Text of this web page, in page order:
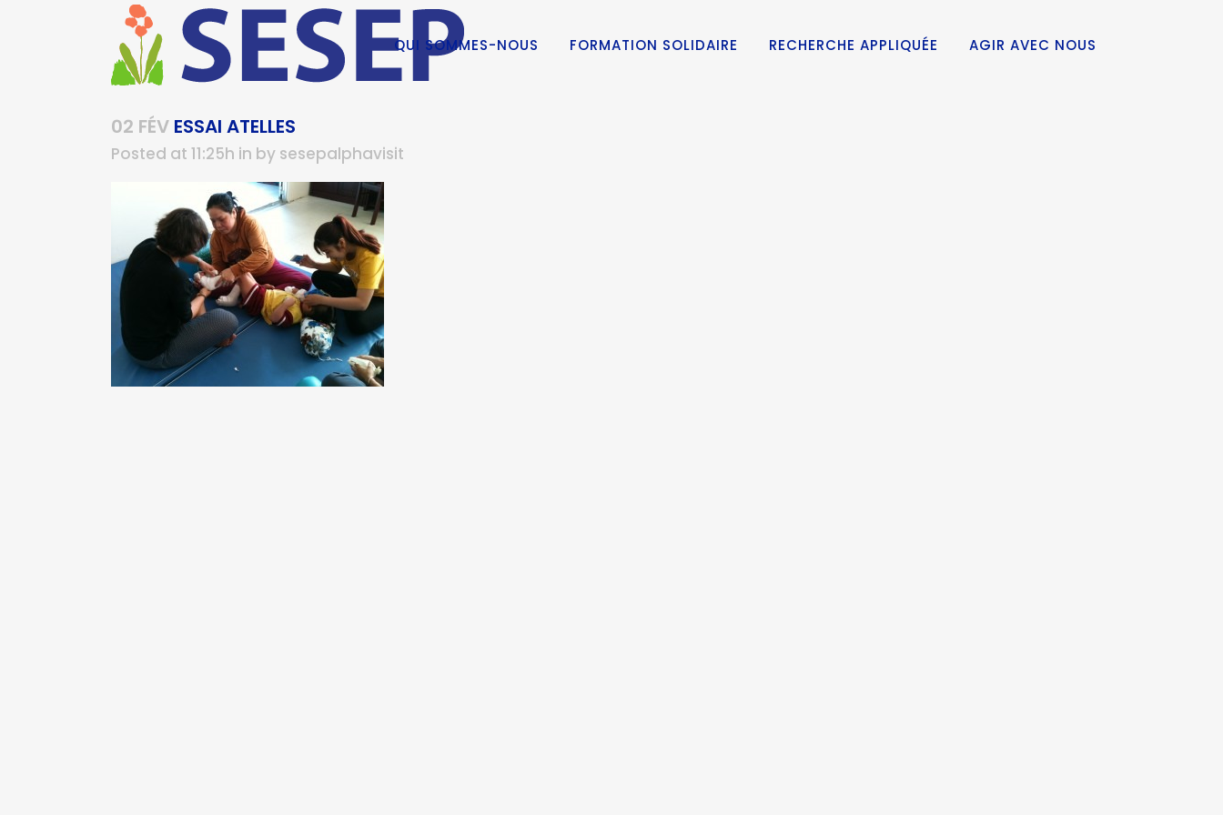
QUI SOMMES-NOUS FORMATION SOLIDAIRE RECHERCHE APPLIQUÉE AGIR AVEC NOUS
02 FÉV ESSAI ATELLES
Posted at 11:25h in by sesepalphavisit